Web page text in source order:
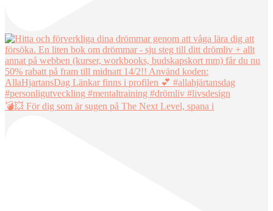
💣💥 För dig som är sugen på The Next Level, spana i